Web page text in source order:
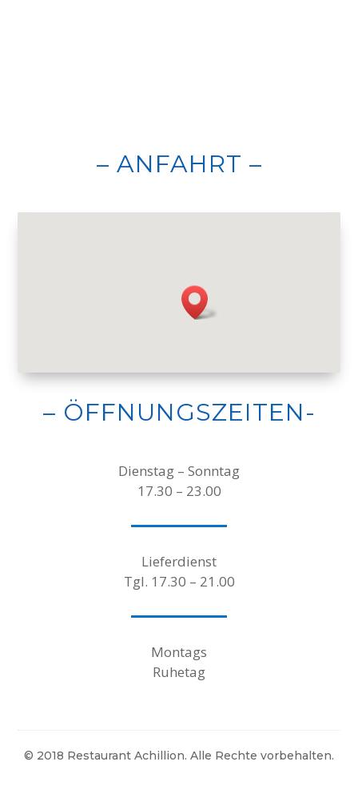
– ANFAHRT –
– ÖFFNUNGSZEITEN-
Dienstag – Sonntag
17.30 – 23.00
Lieferdienst
Tgl. 17.30 – 21.00
Montags
Ruhetag
© 2018 Restaurant Achillion. Alle Rechte vorbehalten.